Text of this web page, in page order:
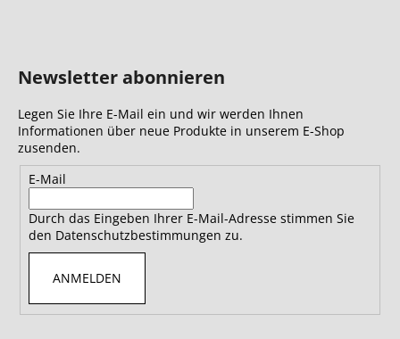
Newsletter abonnieren
Legen Sie Ihre E-Mail ein und wir werden Ihnen
Informationen über neue Produkte in unserem E-Shop
zusenden.
E-Mail
Durch das Eingeben Ihrer E-Mail-Adresse stimmen Sie
den Datenschutzbestimmungen zu.
ANMELDEN